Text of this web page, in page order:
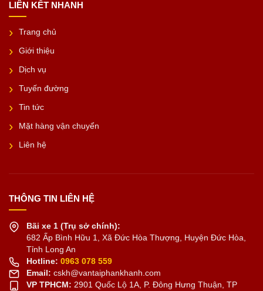
LIÊN KẾT NHANH
Trang chủ
Giới thiệu
Dịch vụ
Tuyến đường
Tin tức
Mặt hàng vận chuyển
Liên hệ
THÔNG TIN LIÊN HỆ
Bãi xe 1 (Trụ sở chính):
682 Ấp Bình Hữu 1, Xã Đức Hòa Thượng, Huyện Đức Hòa,
Tỉnh Long An
Hotline: 0963 078 559
Email: cskh@vantaiphankhanh.com
VP TPHCM: 2901 Quốc Lộ 1A, P. Đông Hưng Thuận, TP